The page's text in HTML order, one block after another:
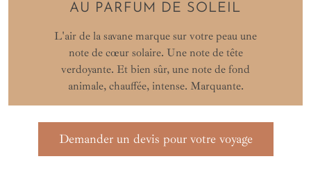
AU PARFUM DE SOLEIL
L'air de la savane marque sur votre peau une
note de cœur solaire. Une note de tête
verdoyante. Et bien sûr, une note de fond
animale, chauffée, intense. Marquante.
Demander un devis pour votre voyage